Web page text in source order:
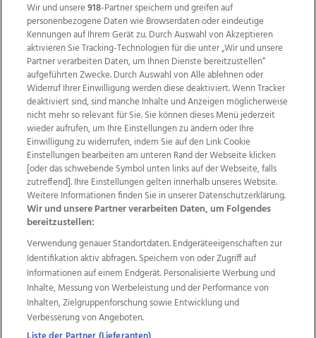
Wir über uns Mediadaten Kontakt
Jobs
Datenschutz
Impressum
AGB Anzeigekunden
AGB Website
Ehrenkodex Politische Werbung
Weitere Angebote des Medienhauses Wimmer
TV1 di-mog-i.at OÖNow
Ischler Woche
Life Radio
OÖNachrichten
OÖN Immobilien
OÖN Karriere
OÖN Reise
Promenaden Galerien
Regionaljobs
wasistlos.at wirtrauern.at
Wir und unsere918-Partner speichern und greifen auf
personenbezogene Daten wie Browserdaten oder eindeutige
Kennungen auf Ihrem Gerät zu. Durch Auswahl von Akzeptieren
aktivieren Sie Tracking-Technologien für die unter „Wir und unsere
Partner verarbeiten Daten, um Ihnen Dienste bereitzustellen“
aufgeführten Zwecke. Durch Auswahl von Alle ablehnen oder
Widerruf Ihrer Einwilligung werden diese deaktiviert. Wenn Tracker
deaktiviert sind, sind manche Inhalte und Anzeigen möglicherweise
nicht mehr so relevant für Sie. Sie können dieses Menü jederzeit
wieder aufrufen, um Ihre Einstellungen zu ändern oder Ihre
Einwilligung zu widerrufen, indem Sie auf den Link Cookie
Einstellungen bearbeiten am unteren Rand der Webseite klicken
[oder das schwebende Symbol unten links auf der Webseite, falls
zutreffend]. Ihre Einstellungen gelten innerhalb unseres Website.
Weitere Informationen finden Sie in unserer Datenschutzerklärung.
Wir und unsere Partner verarbeiten Daten, um Folgendes
bereitzustellen:
Verwendung genauer Standortdaten. Endgeräteeigenschaften zur
Identifikation aktiv abfragen. Speichern von oder Zugriff auf
Informationen auf einem Endgerät. Personalisierte Werbung und
Inhalte, Messung von Werbeleistung und der Performance von
Inhalten, Zielgruppenforschung sowie Entwicklung und
Verbesserung von Angeboten.